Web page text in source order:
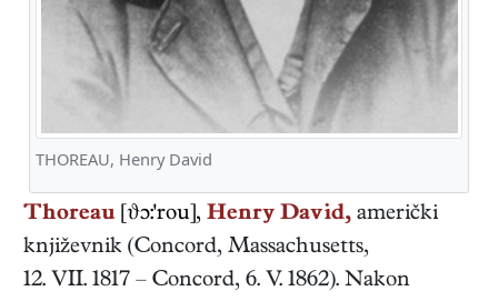
THOREAU, Henry David
Thoreau [ϑɔ:'rou], Henry David, američki
književnik (Concord, Massachusetts,
12. VII. 1817 – Concord, 6. V. 1862). Nakon